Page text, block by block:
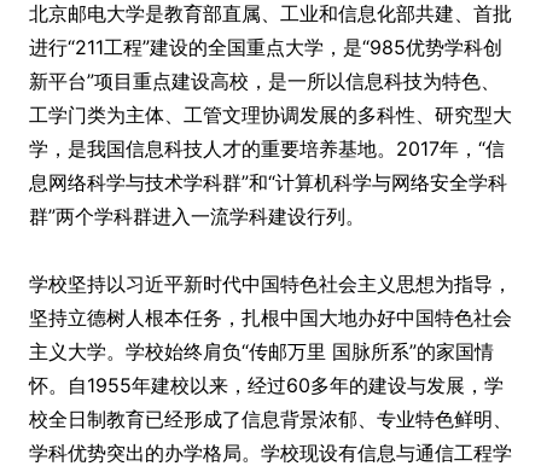
北京邮电大学是教育部直属、工业和信息化部共建、首批
进行“211工程”建设的全国重点大学，是“985优势学科创
新平台”项目重点建设高校，是一所以信息科技为特色、
工学门类为主体、工管文理协调发展的多科性、研究型大
学，是我国信息科技人才的重要培养基地。2017年，“信
息网络科学与技术学科群”和“计算机科学与网络安全学科
群”两个学科群进入一流学科建设行列。
学校坚持以习近平新时代中国特色社会主义思想为指导，
坚持立德树人根本任务，扎根中国大地办好中国特色社会
主义大学。学校始终肩负“传邮万里 国脉所系”的家国情
怀。自1955年建校以来，经过60多年的建设与发展，学
校全日制教育已经形成了信息背景浓郁、专业特色鲜明、
学科优势突出的办学格局。学校现设有信息与通信工程学